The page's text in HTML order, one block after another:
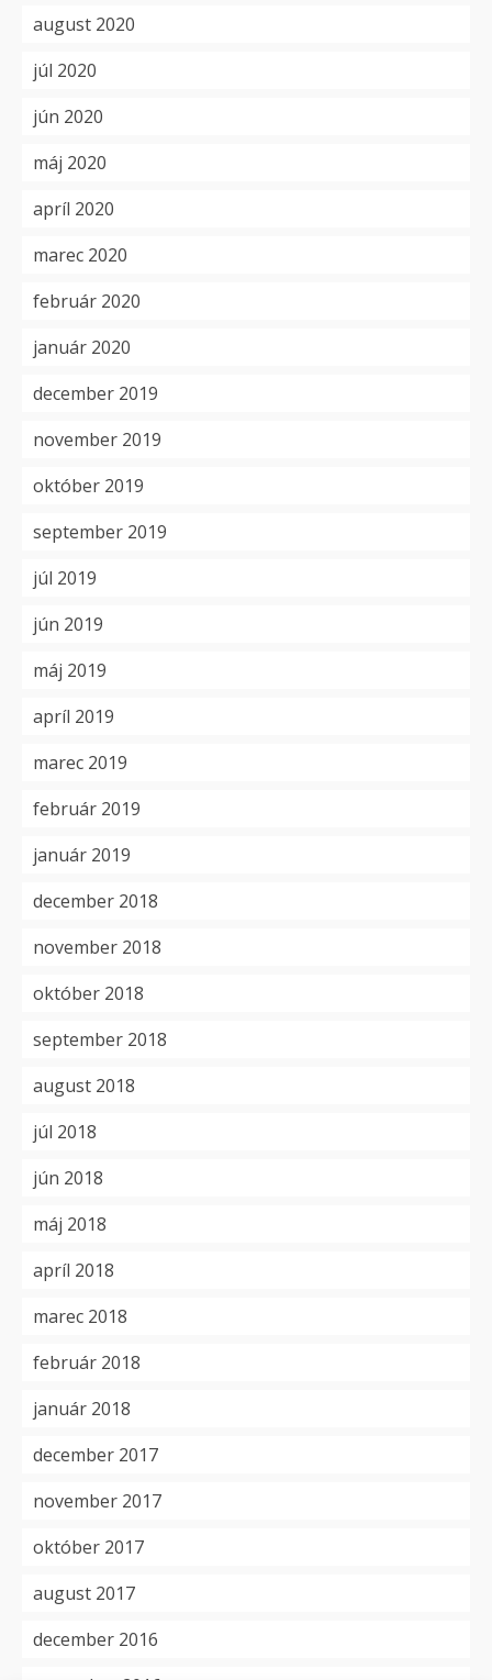
august 2020
júl 2020
jún 2020
máj 2020
apríl 2020
marec 2020
február 2020
január 2020
december 2019
november 2019
október 2019
september 2019
júl 2019
jún 2019
máj 2019
apríl 2019
marec 2019
február 2019
január 2019
december 2018
november 2018
október 2018
september 2018
august 2018
júl 2018
jún 2018
máj 2018
apríl 2018
marec 2018
február 2018
január 2018
december 2017
november 2017
október 2017
august 2017
december 2016